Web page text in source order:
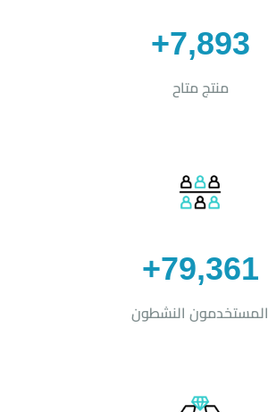
7,893+
منتج متاح
79,361+
المستخدمون النشطون